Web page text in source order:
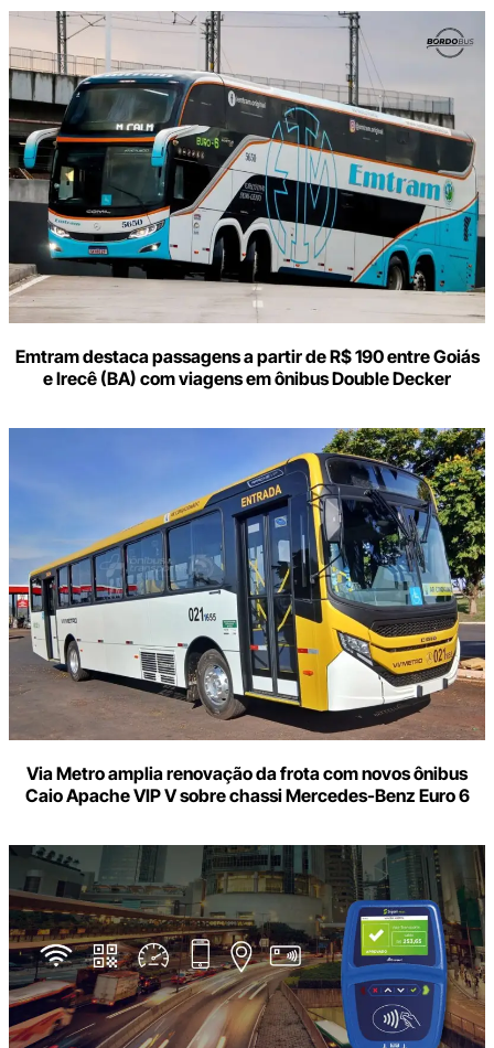
Emtram destaca passagens a partir de R$ 190 entre Goiás
e Irecê (BA) com viagens em ônibus Double Decker
Via Metro amplia renovação da frota com novos ônibus
Caio Apache VIP V sobre chassi Mercedes-Benz Euro 6
Digite
aqui
o
seu
e-
mail